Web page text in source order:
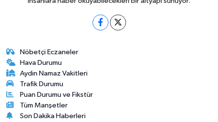
Nöbetçi Eczaneler
Hava Durumu
Aydin Namaz Vakitleri
Trafik Durumu
Puan Durumu ve Fikstür
Tüm Manşetler
Son Dakika Haberleri